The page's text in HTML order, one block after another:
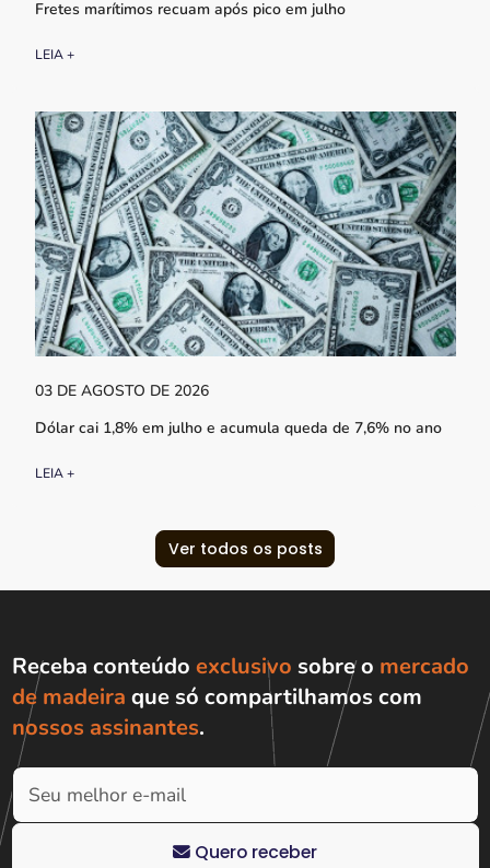
Fretes marítimos recuam após pico em julho
LEIA +
03 DE AGOSTO DE 2026
Dólar cai 1,8% em julho e acumula queda de 7,6% no ano
LEIA +
Ver todos os posts
Receba conteúdo exclusivo sobre o mercado
de madeira que só compartilhamos com
nossos assinantes.
Quero receber